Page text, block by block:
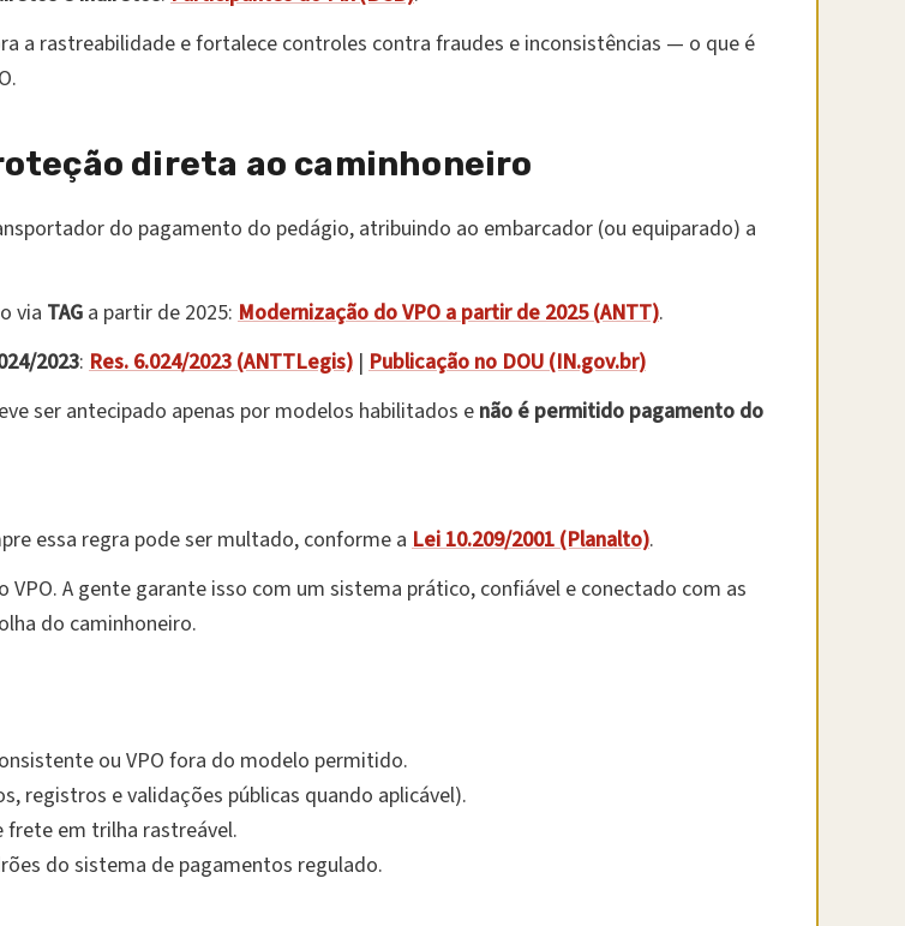
a rastreabilidade e fortalece controles contra fraudes e inconsistências — o que é
direta ao caminhoneiro
do pagamento do pedágio, atribuindo ao embarcador (ou equiparado) a
via TAG a partir de 2025: Modernização do VPO a partir de 2025 (ANTT).
2023: Res. 6.024/2023 (ANTTLegis) | Publicação no DOU (IN.gov.br)
ser antecipado apenas por modelos habilitados e não é permitido pagamento do
essa regra pode ser multado, conforme aLei 10.209/2001 (Planalto).
VPO. A gente garante isso com um sistema prático, confiável e conectado com as
do caminhoneiro.
ou VPO fora do modelo permitido.
registros e validações públicas quando aplicável).
frete em trilha rastreável.
do sistema de pagamentos regulado.